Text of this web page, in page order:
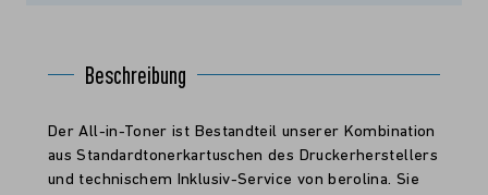
Beschreibung
Der All-in-Toner ist Bestandteil unserer Kombination
aus Standardtonerkartuschen des Druckerherstellers
und technischem Inklusiv-Service von berolina. Sie